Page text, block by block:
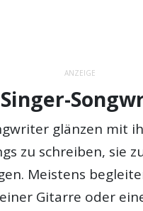
ANZEIGE
glänzen mit
zu schreiben, sie
Meistens
Gitarre oder